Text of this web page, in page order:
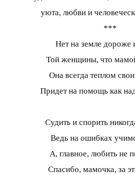
уюта, любви и
***
Нет на земле дороже
Той женщины, что
Она всегда теплом
Придет на помощь как
Судить и спорить
Ведь на ошибках
А, главное, любить не
Спасибо, мамочка, за